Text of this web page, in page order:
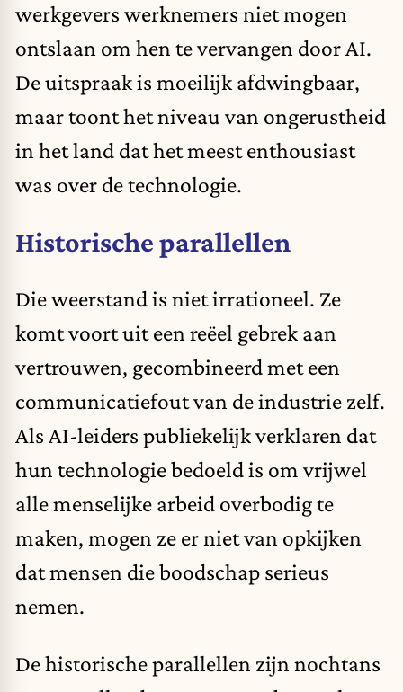
werkgevers werknemers niet mogen
ontslaan om hen te vervangen door AI.
De uitspraak is moeilijk afdwingbaar,
maar toont het niveau van ongerustheid
in het land dat het meest enthousiast
was over de technologie.
Historische parallellen
Die weerstand is niet irrationeel. Ze
komt voort uit een reëel gebrek aan
vertrouwen, gecombineerd met een
communicatiefout van de industrie zelf.
Als AI-leiders publiekelijk verklaren dat
hun technologie bedoeld is om vrijwel
alle menselijke arbeid overbodig te
maken, mogen ze er niet van opkijken
dat mensen die boodschap serieus
nemen.
De historische parallellen zijn nochtans